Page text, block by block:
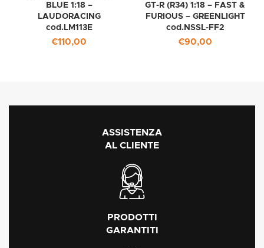
BLUE 1:18 –
LAUDORACING
cod.LM113E
€110,00
GT-R (R34) 1:18 – FAST &
FURIOUS – GREENLIGHT
cod.NSSL-FF2
€90,00
ASSISTENZA
AL CLIENTE
PRODOTTI
GARANTITI